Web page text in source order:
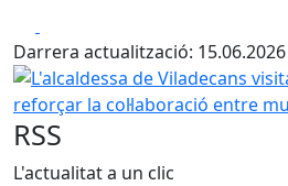
Darrera actualització:
L'alcaldessa de Viladecans
RSS
L'actualitat a un clic